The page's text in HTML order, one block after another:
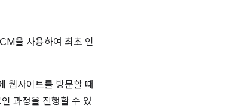
을 사용하여 최초 인
웹사이트를 방문할 때
과정을 진행할 수 있